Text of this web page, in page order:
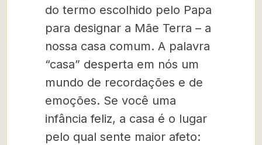
do termo escolhido pelo Papa
para designar a Mãe Terra – a
nossa casa comum. A palavra
“casa” desperta em nós um
mundo de recordações e de
emoções. Se você uma
infância feliz, a casa é o lugar
pelo qual sente maior afeto: